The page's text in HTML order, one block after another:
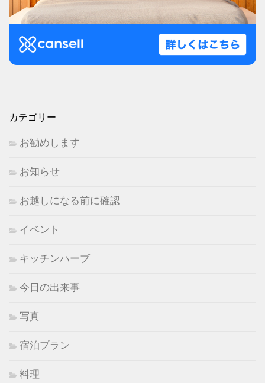
カテゴリー
お勧めします
お知らせ
お越しになる前に確認
イベント
キッチンハーブ
今日の出来事
写真
宿泊プラン
料理